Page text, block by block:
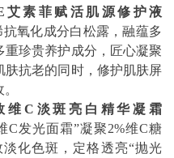
艾素菲赋活肌源修护液
抗氧化成分白松露，融蕴多
重珍贵养护成分，匠心凝聚
肤抗老的同时，修护肌肤屏
维 C 淡斑亮白精华凝霜
C发光面霜”凝聚2%维C糖
化色斑，定格透亮“抛光